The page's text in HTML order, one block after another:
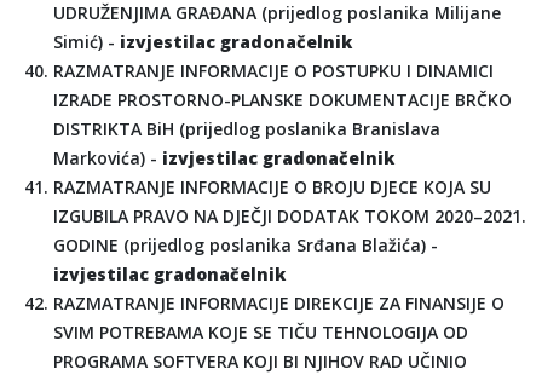
UDRUŽENJIMA GRAĐANA (prijedlog poslanika Milijane
Simić) - izvjestilac gradonačelnik
RAZMATRANJE INFORMACIJE O POSTUPKU I DINAMICI
IZRADE PROSTORNO-PLANSKE DOKUMENTACIJE BRČKO
DISTRIKTA BiH (prijedlog poslanika Branislava
Markovića) - izvjestilac gradonačelnik
RAZMATRANJE INFORMACIJE O BROJU DJECE KOJA SU
IZGUBILA PRAVO NA DJEČJI DODATAK TOKOM 2020–2021.
GODINE (prijedlog poslanika Srđana Blažića) -
izvjestilac gradonačelnik
RAZMATRANJE INFORMACIJE DIREKCIJE ZA FINANSIJE O
SVIM POTREBAMA KOJE SE TIČU TEHNOLOGIJA OD
PROGRAMA SOFTVERA KOJI BI NJIHOV RAD UČINIO